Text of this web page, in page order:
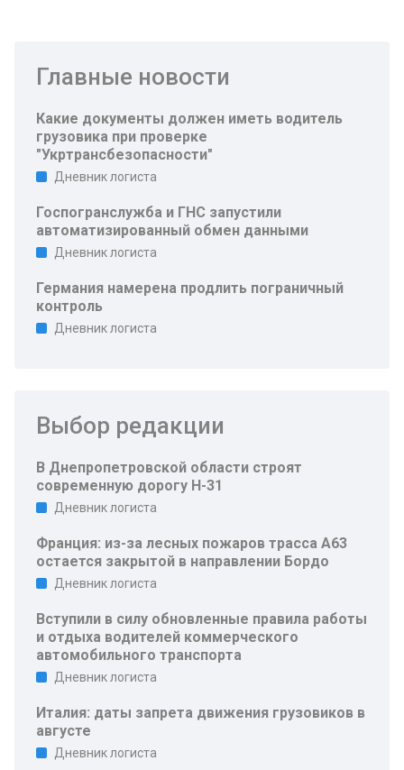
Главные новости
Какие документы должен иметь водитель
грузовика при проверке
"Укртрансбезопасности"
Дневник логиста
Госпогранслужба и ГНС запустили
автоматизированный обмен данными
Дневник логиста
Германия намерена продлить пограничный
контроль
Дневник логиста
Выбор редакции
В Днепропетровской области строят
современную дорогу Н-31
Дневник логиста
Франция: из-за лесных пожаров трасса A63
остается закрытой в направлении Бордо
Дневник логиста
Вступили в силу обновленные правила работы
и отдыха водителей коммерческого
автомобильного транспорта
Дневник логиста
Италия: даты запрета движения грузовиков в
августе
Дневник логиста